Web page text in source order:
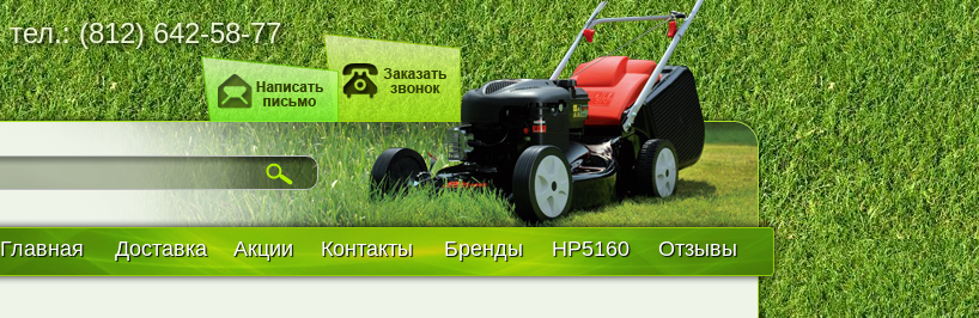
тел.: (812) 642-58-77
Главная Доставка Акции Контакты Бренды HP5160 Отзывы